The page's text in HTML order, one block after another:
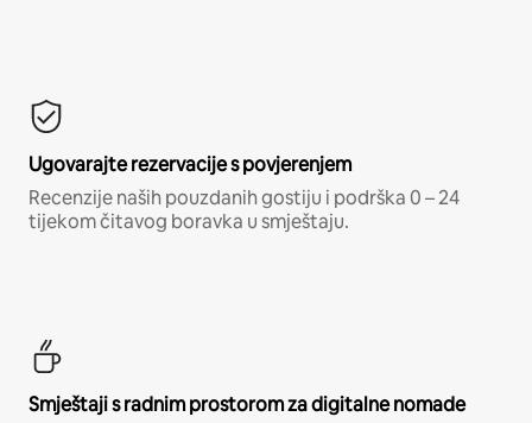
Ugovarajte rezervacije s povjerenjem
Recenzije naših pouzdanih gostiju i podrška 0 – 24
tijekom čitavog boravka u smještaju.
Smještaji s radnim prostorom za digitalne nomade